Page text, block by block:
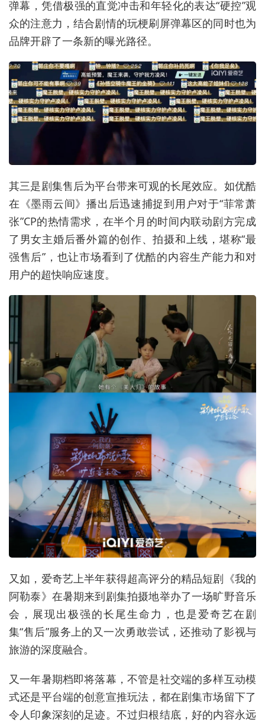
弹幕，凭借极强的直觉冲击和年轻化的表达“硬控”观
众的注意力，结合剧情的玩梗刷屏弹幕区的同时也为
品牌开辟了一条新的曝光路径。
其三是剧集售后为平台带来可观的长尾效应。如优酷
在《墨雨云间》播出后迅速捕捉到用户对于“菲常萧
张”CP的热情需求，在半个月的时间内联动剧方完成
了男女主婚后番外篇的创作、拍摄和上线，堪称“最
强售后”，也让市场看到了优酷的内容生产能力和对
用户的超快响应速度。
又如，爱奇艺上半年获得超高评分的精品短剧《我的
阿勒泰》在暑期来到剧集拍摄地举办了一场旷野音乐
会，展现出极强的长尾生命力，也是爱奇艺在剧
集“售后”服务上的又一次勇敢尝试，还推动了影视与
旅游的深度融合。
又一年暑期档即将落幕，不管是社交端的多样互动模
式还是平台端的创意宣推玩法，都在剧集市场留下了
令人印象深刻的足迹。不过归根结底，好的内容永远